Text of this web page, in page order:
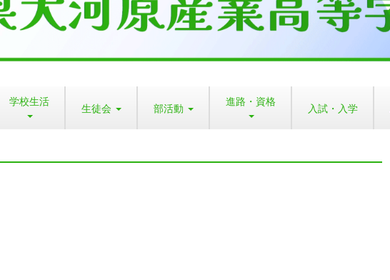
学校生活 生徒会 部活動 進路・資格 入試・入学